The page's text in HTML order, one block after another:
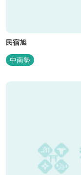
民宿旭
中南勢